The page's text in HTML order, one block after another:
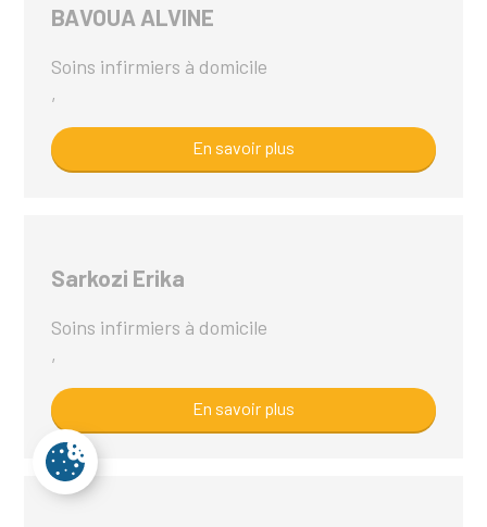
BAVOUA ALVINE
Soins infirmiers à domicile
,
En savoir plus
Sarkozi Erika
Soins infirmiers à domicile
,
En savoir plus